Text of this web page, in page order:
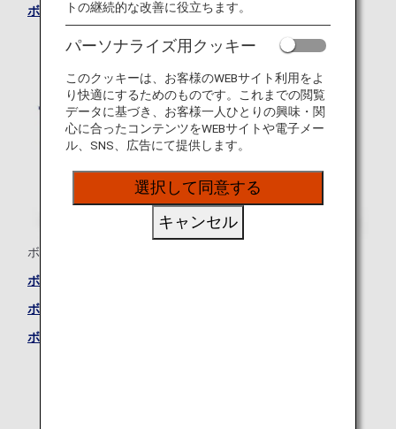
ボーイング787-10（781）―エコノミークラスシート
ボーイング787-9（789）
ボーイング787-9（789） ―ビジネスクラスシート
ボーイング787-9（789） ―プレミアムエコノミーシート
ボーイング787-9（789） ―エコノミークラスシート
トの継続的な改善に役立ちます。
パーソナライズ用クッキー
このクッキーは、お客様のWEBサイト利用をよ
り快適にするためのものです。これまでの閲覧
データに基づき、お客様一人ひとりの興味・関
心に合ったコンテンツをWEBサイトや電子メー
ル、SNS、広告にて提供します。
選択して同意する
キャンセル